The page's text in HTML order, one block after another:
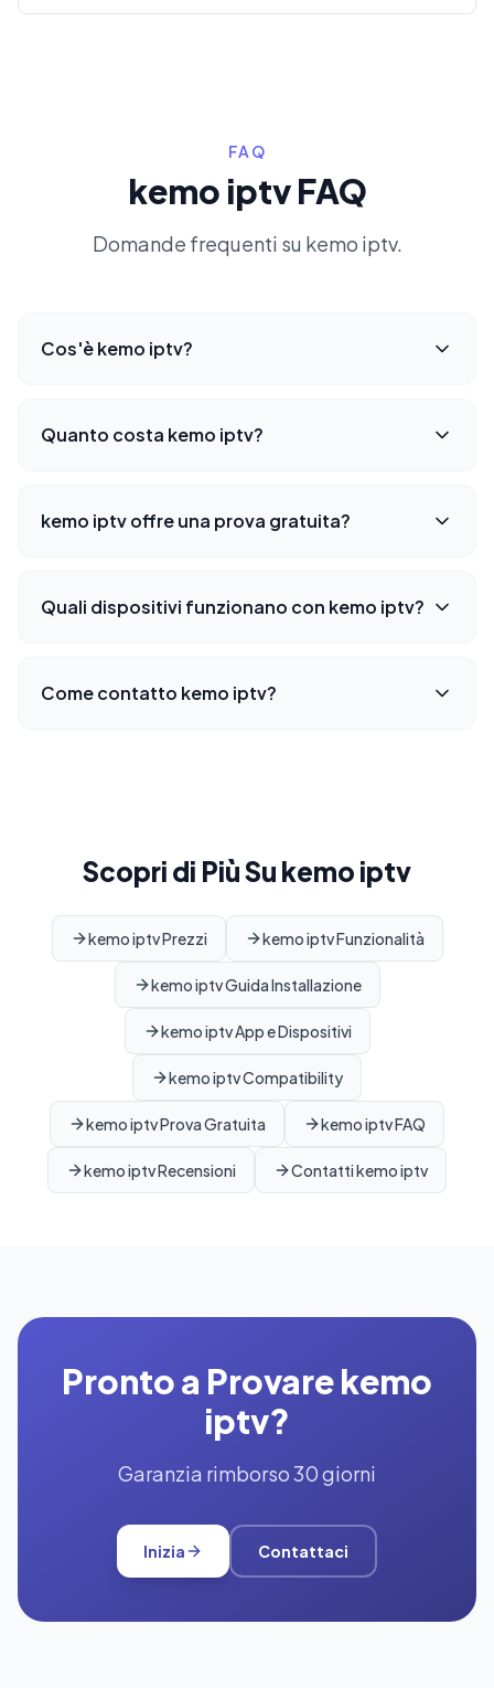
FAQ
kemo iptv FAQ
Domande frequenti su kemo iptv.
Cos'è kemo iptv?
Quanto costa kemo iptv?
kemo iptv offre una prova gratuita?
Quali dispositivi funzionano con kemo iptv?
Come contatto kemo iptv?
Scopri di Più Su kemo iptv
kemo iptv Prezzi kemo iptv Funzionalità
kemo iptv Guida Installazione
kemo iptv App e Dispositivi
kemo iptv Compatibility
kemo iptv Prova Gratuita kemo iptv FAQ
kemo iptv Recensioni Contatti kemo iptv
Pronto a Provare kemo
iptv?
Garanzia rimborso 30 giorni
Inizia Contattaci